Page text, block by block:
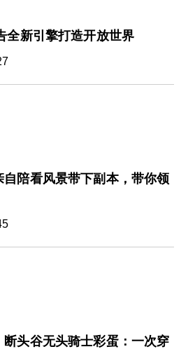
全新引擎打造开放世界
自陪看风景带下副本，带你领
断头谷无头骑士彩蛋：一次穿